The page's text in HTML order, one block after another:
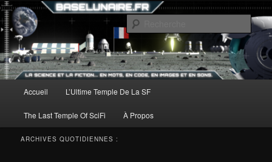
Aller
au
contenu
principal
Aller
au
contenu
secondaire
principal
Accueil L’Ultime Temple De La SF
The Last Temple Of SciFi À Propos
ARCHIVES QUOTIDIENNES :